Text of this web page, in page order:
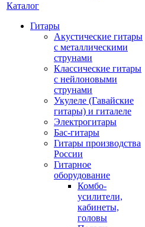
Каталог
Гитары
Акустические гитары
с металлическими
струнами
Классические гитары
с нейлоновыми
струнами
Укулеле (Гавайские
гитары) и гиталеле
Электрогитары
Бас-гитары
Гитары производства
России
Гитарное
оборудование
Комбо-
усилители,
кабинеты,
головы